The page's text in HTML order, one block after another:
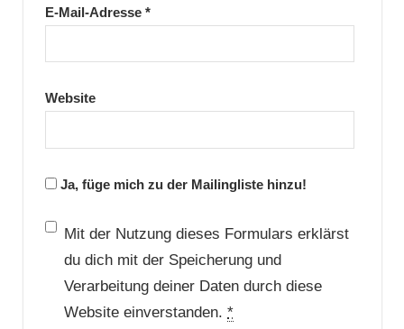
E-Mail-Adresse *
Website
Ja, füge mich zu der Mailingliste hinzu!
Mit der Nutzung dieses Formulars erklärst
du dich mit der Speicherung und
Verarbeitung deiner Daten durch diese
Website einverstanden. *